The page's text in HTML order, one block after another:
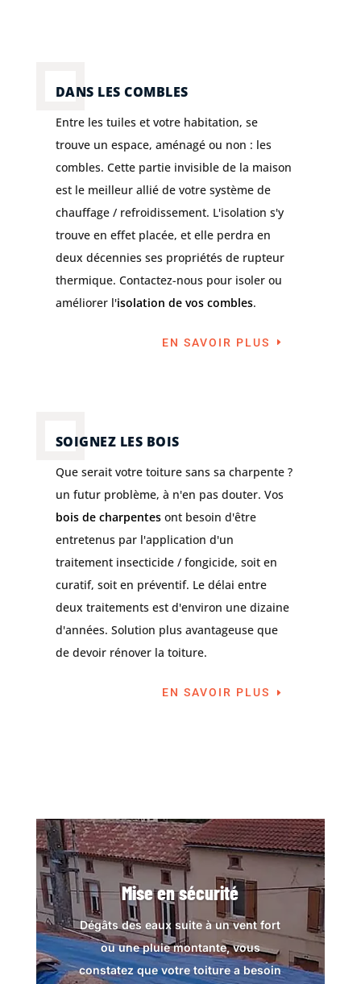
DANS LES COMBLES
Entre les tuiles et votre habitation, se
trouve un espace, aménagé ou non : les
combles. Cette partie invisible de la maison
est le meilleur allié de votre système de
chauffage / refroidissement. L'isolation s'y
trouve en effet placée, et elle perdra en
deux décennies ses propriétés de rupteur
thermique. Contactez-nous pour isoler ou
améliorer l'isolation de vos combles.
EN SAVOIR PLUS
SOIGNEZ LES BOIS
Que serait votre toiture sans sa charpente ?
un futur problème, à n'en pas douter. Vos
bois de charpentesont besoin d'être
entretenus par l'application d'un
traitement insecticide / fongicide, soit en
curatif, soit en préventif. Le délai entre
deux traitements est d'environ une dizaine
d'années. Solution plus avantageuse que
de devoir rénover la toiture.
EN SAVOIR PLUS
Mise en sécurité
Dégâts des eaux suite à un vent fort
ou une pluie montante, vous
constatez que votre toiture a besoin